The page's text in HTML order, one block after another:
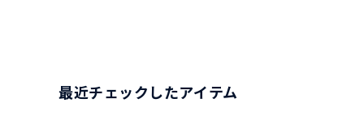
最近チェックしたアイテム